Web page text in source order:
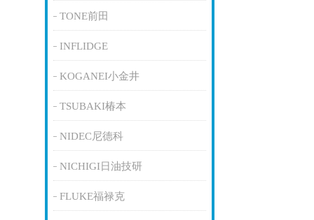
TONE前田
INFLIDGE
KOGANEI小金井
TSUBAKI椿本
NIDEC尼德科
NICHIGI日油技研
FLUKE福禄克